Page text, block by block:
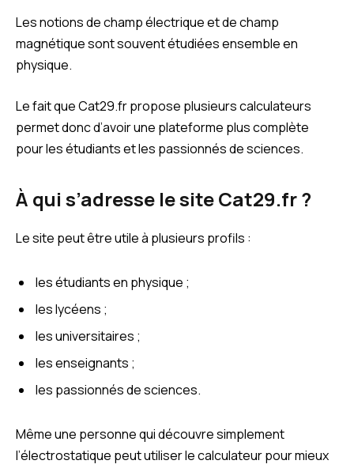
Les notions de champ électrique et de champ
magnétique sont souvent étudiées ensemble en
physique.
Le fait que Cat29.fr propose plusieurs calculateurs
permet donc d’avoir une plateforme plus complète
pour les étudiants et les passionnés de sciences.
À qui s’adresse le site Cat29.fr ?
Le site peut être utile à plusieurs profils :
les étudiants en physique ;
les lycéens ;
les universitaires ;
les enseignants ;
les passionnés de sciences.
Même une personne qui découvre simplement
l’électrostatique peut utiliser le calculateur pour mieux